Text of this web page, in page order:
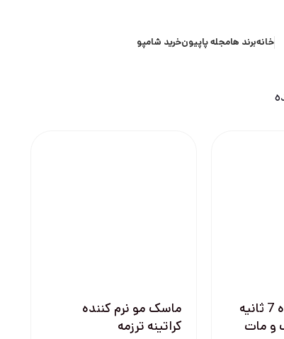
خانهبرند هامجله پاپیونخرید شامپو
سرم ترمیم کننده 7 ثانیه
و مات
ماسک مو نرم کننده
کراتینه ترزمه